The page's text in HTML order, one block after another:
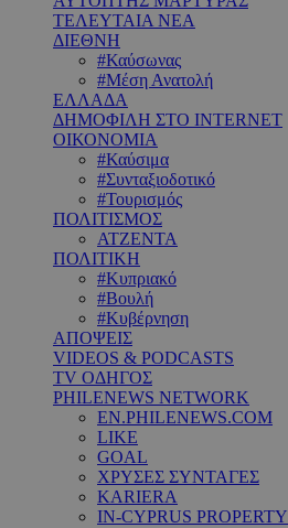
ΤΕΛΕΥΤΑΙΑ ΝΕΑ
ΔΙΕΘΝΗ
#Καύσωνας
#Μέση Ανατολή
ΕΛΛΑΔΑ
ΔΗΜΟΦΙΛΗ ΣΤΟ INTERNET
ΟΙΚΟΝΟΜΙΑ
#Καύσιμα
#Συνταξιοδοτικό
#Τουρισμός
ΠΟΛΙΤΙΣΜΟΣ
ΑΤΖΕΝΤΑ
ΠΟΛΙΤΙΚΗ
#Κυπριακό
#Βουλή
#Κυβέρνηση
ΑΠΟΨΕΙΣ
VIDEOS & PODCASTS
TV ΟΔΗΓΟΣ
PHILENEWS NETWORK
EN.PHILENEWS.COM
LIKE
GOAL
ΧΡΥΣΕΣ ΣΥΝΤΑΓΕΣ
KARIERA
IN-CYPRUS PROPERTY